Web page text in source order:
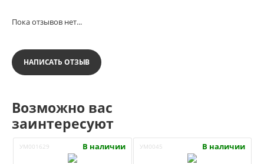
Пока отзывов нет...
НАПИСАТЬ ОТЗЫВ
Возможно вас
заинтересуют
УМ001629 В наличии УМ0045 В наличии